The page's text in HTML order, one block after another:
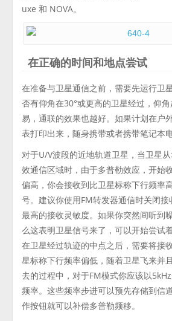
uxe 和 NOVA。
在正确的时间和地点尝试
在准备与卫星通信之前，需要先运行卫
否有仰角在30°或更高的卫星经过，仰
易，通联的效果也越好。如果计划在户
表打印出来，随身携带或者携带笔记本电
对于U/V波段的近地轨道卫星，当卫星
效通信区域时，由于多普勒效应，开始
偏高，你会接收到比卫星标称下行频率
号。建议你使用FM转发器通信时关闭
最高的接收灵敏度。如果你突然间听到
么这表明卫星信号来了，可以开始尝试
在卫星经过轨迹的中点之后，需要将接
星标称下行频率偏低，随着卫星飞来并
去的过程中，对于FM模式你应该以
频率。这些频率步进可以预先存储到信
作按钮就可以补偿多普勒频移。